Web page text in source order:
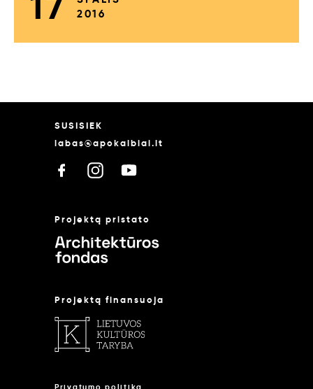
2016
SUSISIEK
labas@apokalbiai.lt
Projektą pristato
Projektą finansuoja
Privatumo politika